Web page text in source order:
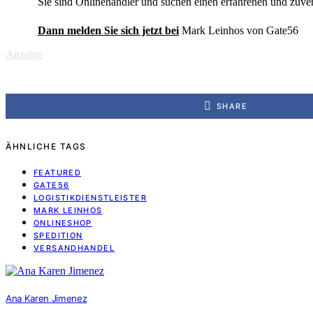
Dann melden Sie sich jetzt bei Mark Leinhos von Gate56
Anzeige
SHARE
ÄHNLICHE TAGS
FEATURED
GATE56
LOGISTIKDIENSTLEISTER
MARK LEINHOS
ONLINESHOP
SPEDITION
VERSANDHANDEL
Ana Karen Jimenez